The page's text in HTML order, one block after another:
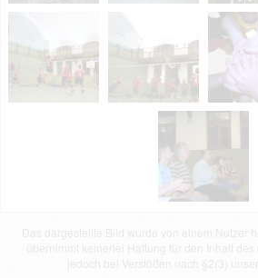
jedoch bei Verstößen nach §2(3)